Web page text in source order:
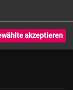
akzeptieren